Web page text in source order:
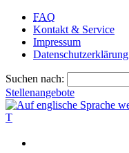
FAQ
Kontakt & Service
Impressum
Datenschutzerklärung
Suchen nach:
Stellenangebote
T